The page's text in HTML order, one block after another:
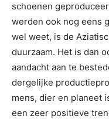
schoenen
werden ook nog eens
wel weet, is de
duurzaam. Het is dan
aandacht aan te
dergelijke
mens, dier en planeet
een zeer positieve